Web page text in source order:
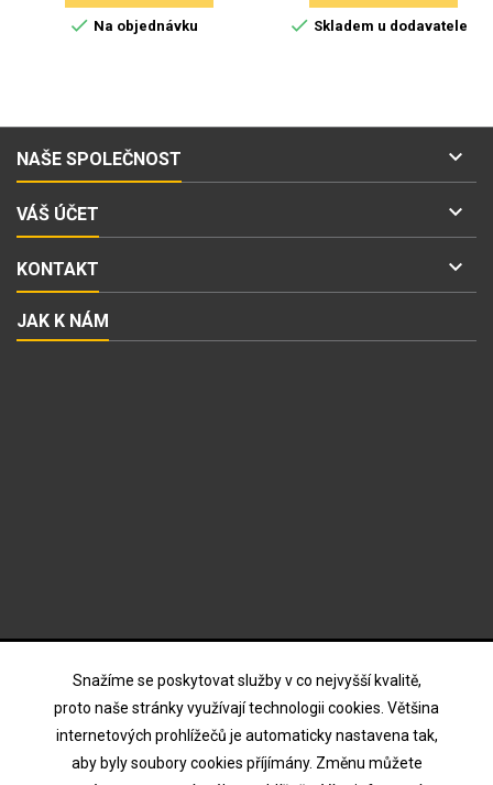
Snažíme se poskytovat služby v co nejvyšší kvalitě,
proto naše stránky využívají technologii cookies. Většina
internetových prohlížečů je automaticky nastavena tak,
aby byly soubory cookies příjímány. Změnu můžete
 Na objednávku  Skladem u dodavatele
NAŠE SPOLEČNOST 
VÁŠ ÚČET 
KONTAKT 
JAK K NÁM
Souhlasím s podmínkami a zásadami ochrany osobních
údajů